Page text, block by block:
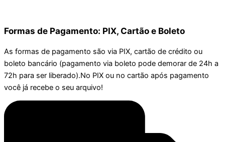
Formas de Pagamento: PIX, Cartão e Boleto
As formas de pagamento são via PIX, cartão de crédito ou
boleto bancário (pagamento via boleto pode demorar de 24h a
72h para ser liberado).No PIX ou no cartão após pagamento
você já recebe o seu arquivo!